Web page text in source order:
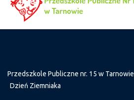
Przedszkole Publiczne nr. 15 w Tarnowie
Dzień Ziemniaka